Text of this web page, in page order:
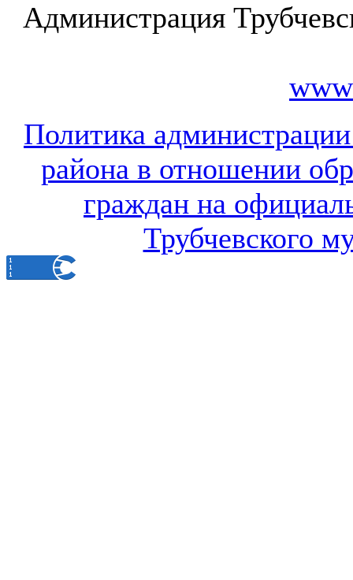
Администрация
Политика
района в отношении
граждан на
Трубчевского